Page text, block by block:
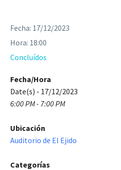
Fecha: 17/12/2023
Hora: 18:00
Concluídos
Fecha/Hora
Date(s) - 17/12/2023
6:00 PM - 7:00 PM
Ubicación
Auditorio de El Ejido
Categorías